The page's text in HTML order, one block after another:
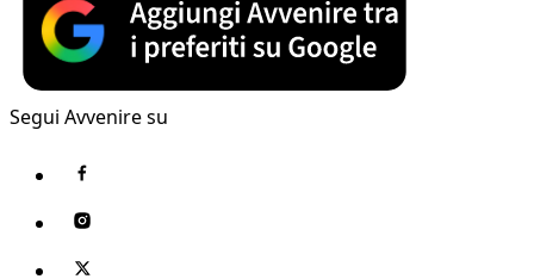
Segui Avvenire su